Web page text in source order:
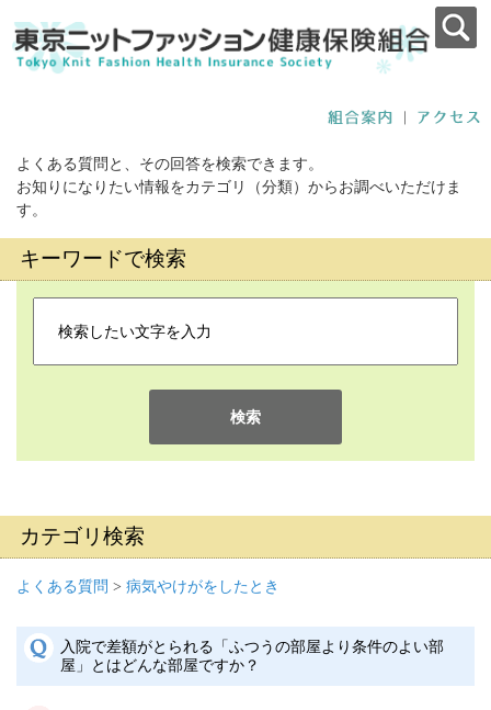
よくある質問と、その回答を検索できます。
お知りになりたい情報をカテゴリ（分類）からお調べいただけま
す。
キーワードで検索
検索
カテゴリ検索
よくある質問 > 病気やけがをしたとき
入院で差額がとられる「ふつうの部屋より条件のよい部
屋」とはどんな部屋ですか？